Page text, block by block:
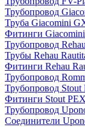
Трубопровод
Труба Giacomini
Фитинги
Трубопровод
Трубы Rehau
Фитинги Rehau
Трубопровод
Трубопровод Stout
Фитинги Stout PEX
Трубопровод
Соединители